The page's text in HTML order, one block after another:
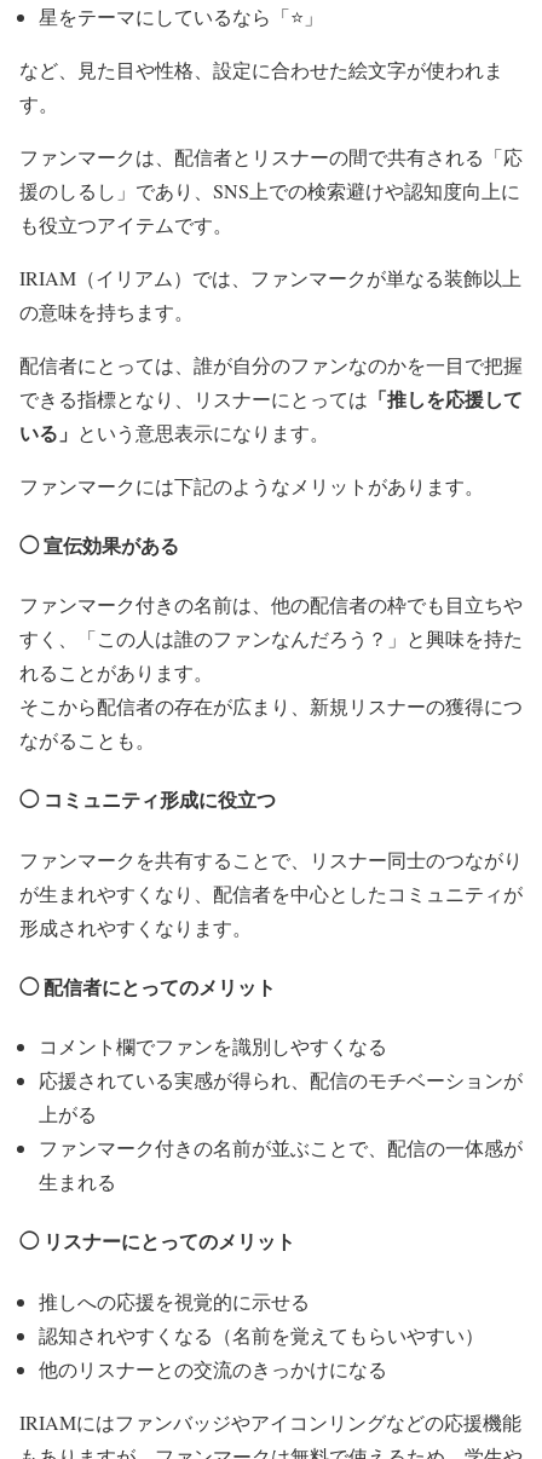
星をテーマにしているなら「⭐️」
など、見た目や性格、設定に合わせた絵文字が使われま
す。
ファンマークは、配信者とリスナーの間で共有される「応
援のしるし」であり、SNS上での検索避けや認知度向上に
も役立つアイテムです。
IRIAM （イリアム） では、ファンマークが単なる装飾以上
の意味を持ちます。
配信者にとっては、誰が自分のファンなのかを一目で把握
できる指標となり、リスナーにとっては 「推しを応援して
いる」 という意思表示になります。
ファンマークには下記のようなメリットがあります。
◯ 宣伝効果がある
ファンマーク付きの名前は、他の配信者の枠でも目立ちや
すく、「この人は誰のファンなんだろう？」と興味を持た
れることがあります。
そこから配信者の存在が広まり、新規リスナーの獲得につ
ながることも。
◯ コミュニティ形成に役立つ
ファンマークを共有することで、リスナー同士のつながり
が生まれやすくなり、配信者を中心としたコミュニティが
形成されやすくなります。
◯ 配信者にとってのメリット
コメント欄でファンを識別しやすくなる
応援されている実感が得られ、配信のモチベーションが
上がる
ファンマーク付きの名前が並ぶことで、配信の一体感が
生まれる
◯ リスナーにとってのメリット
推しへの応援を視覚的に示せる
認知されやすくなる（名前を覚えてもらいやすい）
他のリスナーとの交流のきっかけになる
IRIAMにはファンバッジやアイコンリングなどの応援機能